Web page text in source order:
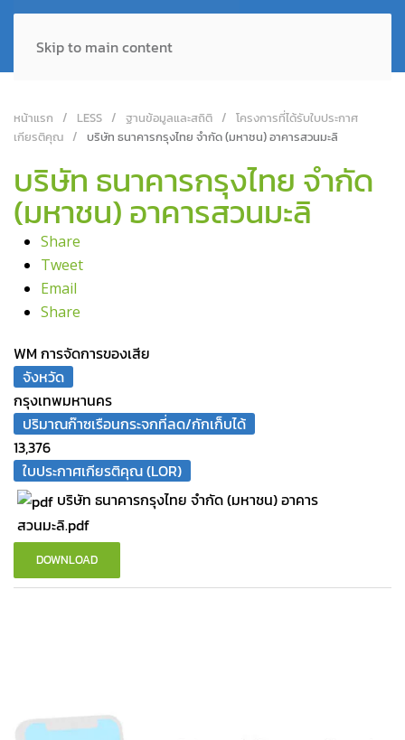
Skip to main content
หน้าแรก LESS ฐานข้อมูลและสถิติ
โครงการที่ได้รับใบประกาศ
เกียรติคุณ
บริษัท ธนาคารกรุงไทย จํากัด (มหาชน) อาคารสวนมะลิ
บริษัท ธนาคารกรุงไทย จํากัด
(มหาชน) อาคารสวนมะลิ
Share
Tweet
Email
Share
WM การจัดการของเสีย
จังหวัด
กรุงเทพมหานคร
ปริมาณก๊าซเรือนกระจกที่ลด/กักเก็บได้
13,376
ใบประกาศเกียรติคุณ (LOR)
บริษัท ธนาคารกรุงไทย จํากัด (มหาชน) อาคาร
สวนมะลิ.pdf
DOWNLOAD